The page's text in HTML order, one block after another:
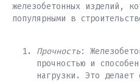
железобетонных изделий,
популярными в
Прочность:
прочностью и
нагрузки. Это делает